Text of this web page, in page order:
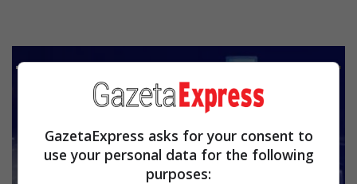
GazetaExpress asks for your consent to
use your personal data for the following
purposes: